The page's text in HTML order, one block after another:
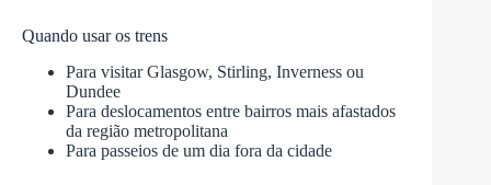
Quando usar os trens
Para visitar Glasgow, Stirling, Inverness ou
Dundee
Para deslocamentos entre bairros mais afastados
da região metropolitana
Para passeios de um dia fora da cidade